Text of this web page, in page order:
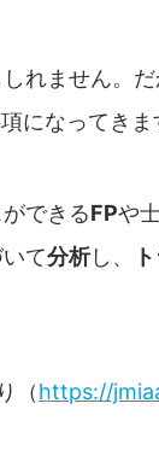
れません。
になってきま
できるFPや
て分析し、
（https://